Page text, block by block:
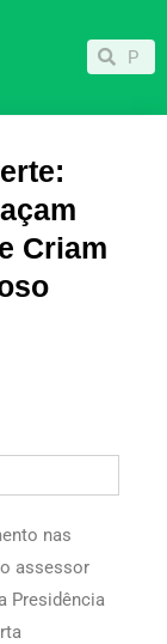
Pesquisar
Criam
nas
assessor
Presidência